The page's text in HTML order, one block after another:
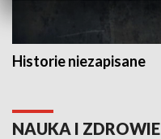
Historie niezapisane
NAUKA I ZDROWIE